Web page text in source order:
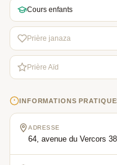
Cours enfants
Prière janaza
Prière Aïd
INFORMATIONS
ADRESSE
64, avenue du Vercors